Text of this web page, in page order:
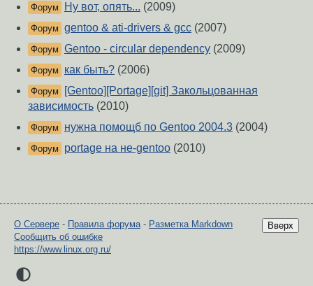
Форум Ну вот, опять... (2009)
Форум gentoo & ati-drivers & gcc (2007)
Форум Gentoo - circular dependency (2009)
Форум как быть? (2006)
Форум
[Gentoo][Portage][git] Закольцованная
зависимость (2010)
Форум нужна помощб по Gentoo 2004.3 (2004)
Форум portage на не-gentoo (2010)
Вверх
О Сервере - Правила форума- Разметка Markdown
Сообщить об ошибке
https://www.linux.org.ru/